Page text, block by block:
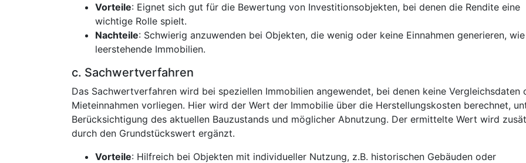
Vorteile: Eignet sich gut für die Bewertung von Investitionsobjekten, bei denen die Rendite eine
wichtige Rolle spielt.
Nachteile: Schwierig anzuwenden bei Objekten, die wenig oder keine Einnahmen generieren, wie
leerstehende Immobilien.
c. Sachwertverfahren
Das Sachwertverfahren wird bei speziellen Immobilien angewendet, bei denen keine Vergleichsdaten
Mieteinnahmen vorliegen. Hier wird der Wert der Immobilie über die Herstellungskosten berechnet,
Berücksichtigung des aktuellen Bauzustands und möglicher Abnutzung. Der ermittelte Wert wird
durch den Grundstückswert ergänzt.
Vorteile: Hilfreich bei Objekten mit individueller Nutzung, z.B. historischen Gebäuden oder